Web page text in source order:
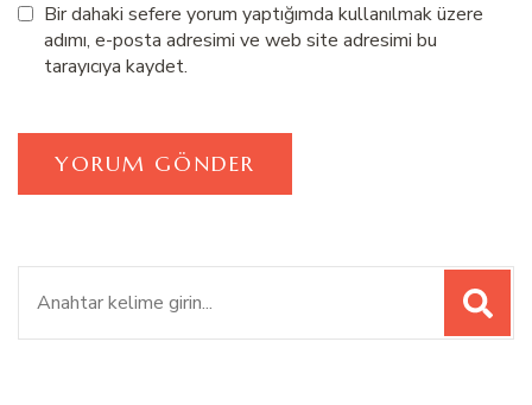
Bir dahaki sefere yorum yaptığımda kullanılmak üzere
adımı, e-posta adresimi ve web site adresimi bu
tarayıcıya kaydet.